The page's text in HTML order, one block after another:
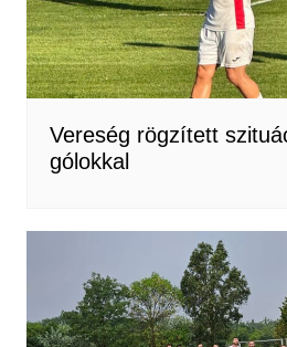
Vereség rögzített
gólokkal